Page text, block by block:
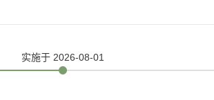
实施于 2026-08-01